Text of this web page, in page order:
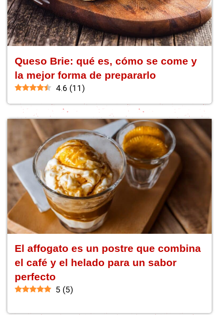
Queso Brie: qué es, cómo se come y
la mejor forma de prepararlo
4.6 (11 )
El affogato es un postre que combina
el café y el helado para un sabor
perfecto
5 (5)